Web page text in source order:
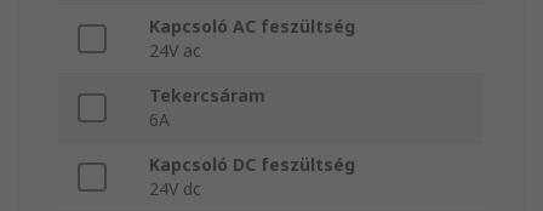
Kapcsoló AC feszültség
24V ac
Tekercsáram
6A
Kapcsoló DC feszültség
24V dc